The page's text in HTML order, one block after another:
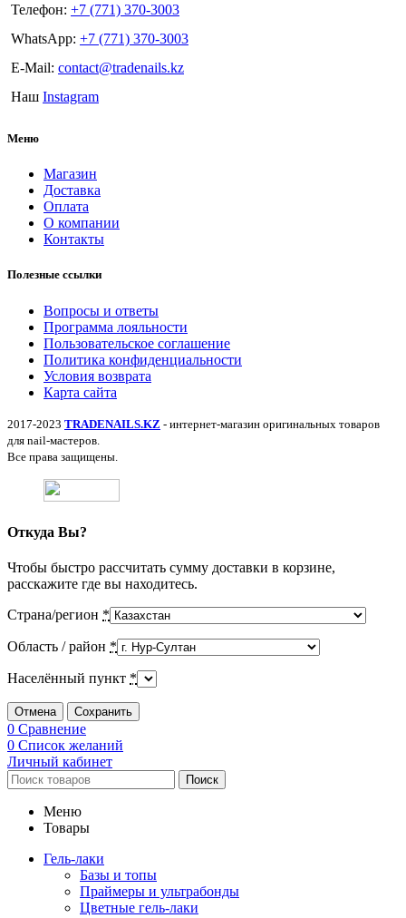
Телефон: +7 (771) 370-3003
WhatsApp: +7 (771) 370-3003
E-Mail: contact@tradenails.kz
Наш Instagram
Меню
Магазин
Доставка
Оплата
О компании
Контакты
Полезные ссылки
Вопросы и ответы
Программа лояльности
Пользовательское соглашение
Политика конфиденциальности
Условия возврата
Карта сайта
2017-2023 TRADENAILS.KZ - интернет-магазин оригинальных товаров
для nail-мастеров.
Все права защищены.
Откуда Вы?
Чтобы быстро рассчитать сумму доставки в корзине,
расскажите где вы находитесь.
Страна/регион *
Область / район *
Населённый пункт *
Отмена Сохранить
0 Сравнение
0 Список желаний
Личный кабинет
Поиск
Меню
Товары
Гель-лаки
Базы и топы
Праймеры и ультрабонды
Цветные гель-лаки